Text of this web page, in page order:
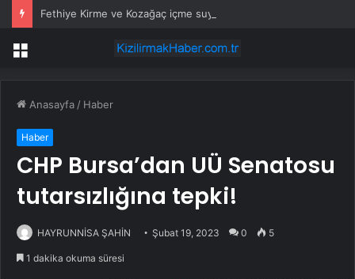
Fethiye Kirme ve Kozağaç içme suyu hatları yenileniyor
Menü
Anasayfa / Haber
Haber
CHP Bursa’dan UÜ Senatosu
tutarsızlığına tepki!
HAYRUNNİSA ŞAHİN Şubat 19, 2023 0 5
1 dakika okuma süresi